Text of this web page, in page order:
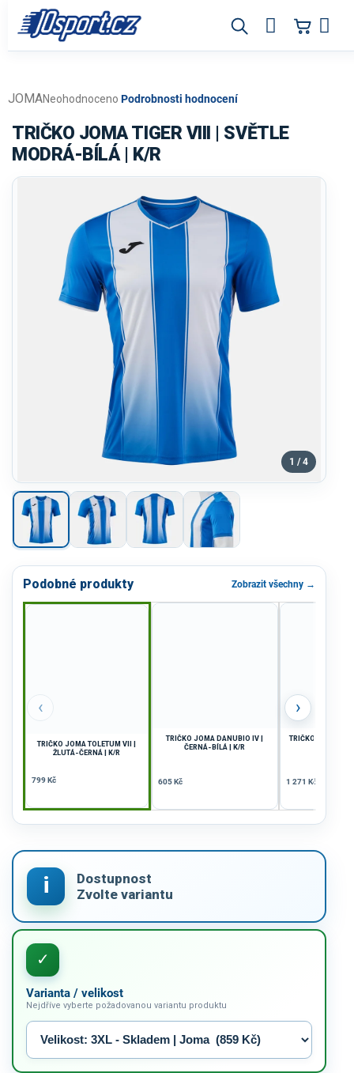
obsah
Průměrné
produktu
je
0,0
Neohodnoceno Podrobnosti hodnocení
JOMA
TRIČKO JOMA TIGER VIII | SVĚTLE
MODRÁ-BÍLÁ | K/R
1 / 4
Podobné produkty Zobrazit všechny →
‹
TRIČKO JOMA TOLETUM VII |
ŽLUTÁ-ČERNÁ | K/R
799 Kč
TRIČKO JOMA DANUBIO IV |
ČERNÁ-BÍLÁ | K/R
605 Kč
TRIČKO JOMA
1 271 Kč
›
Varianta / velikost
Nejdříve vyberte požadovanou variantu produktu